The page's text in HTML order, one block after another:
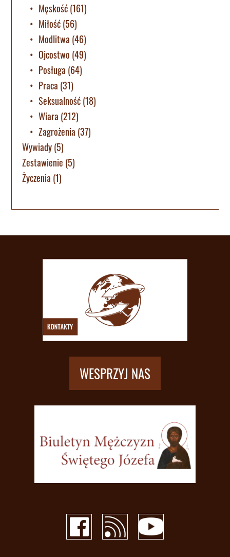
Męskość(161)
Miłość(56)
Modlitwa (46)
Ojcostwo (49)
Posługa (64)
Praca (31)
Seksualność(18)
Wiara (212)
Zagrożenia (37)
Wywiady(5)
Zestawienie (5)
Życzenia (1)
WESPRZYJ NAS